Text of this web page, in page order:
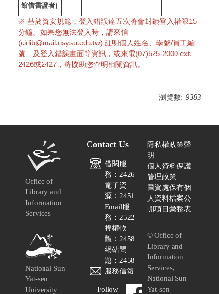
館借書證者)
※ 基於資安規範，登入錯誤達五次將會封鎖登入權限15
分鐘。如果您無法登入時，請來信
(cirlib@mail.nsysu.edu.tw) 註明個人姓名、學號/員工編
號、及登入錯誤畫面等資訊，或來電(07)525-2000 ext.
2426或2427，將協助您查明相關資訊。
瀏覽數: 9383
Office of
Library and
Information
Services
National Sun
Yat-sen
University
Contact Us
借閱服
務：2426
電子資
源：2451
Email服
務：2522
授權軟
體：2458
網站問
題：2458
服務信箱
Follow
隱私權政策聲
明
個人資料保護
管理政策
圖資處保有個
人資料檔案公
開項目彙整表
© Office of
Library and
Information
Services,
National Sun
Yat-sen